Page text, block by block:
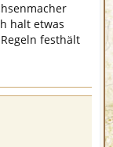
halt etwas
festhält